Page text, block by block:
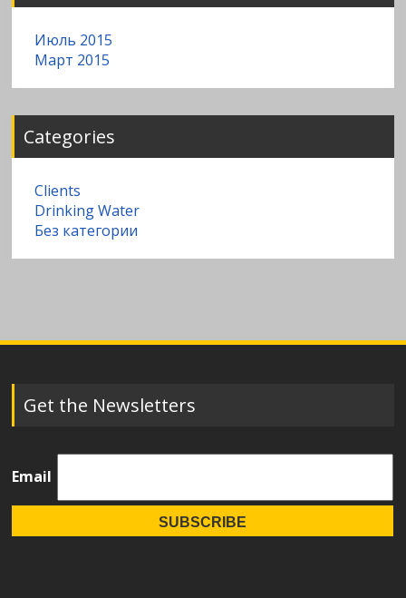
Июль 2015
Март 2015
Categories
Clients
Drinking Water
Без категории
Get the Newsletters
Email